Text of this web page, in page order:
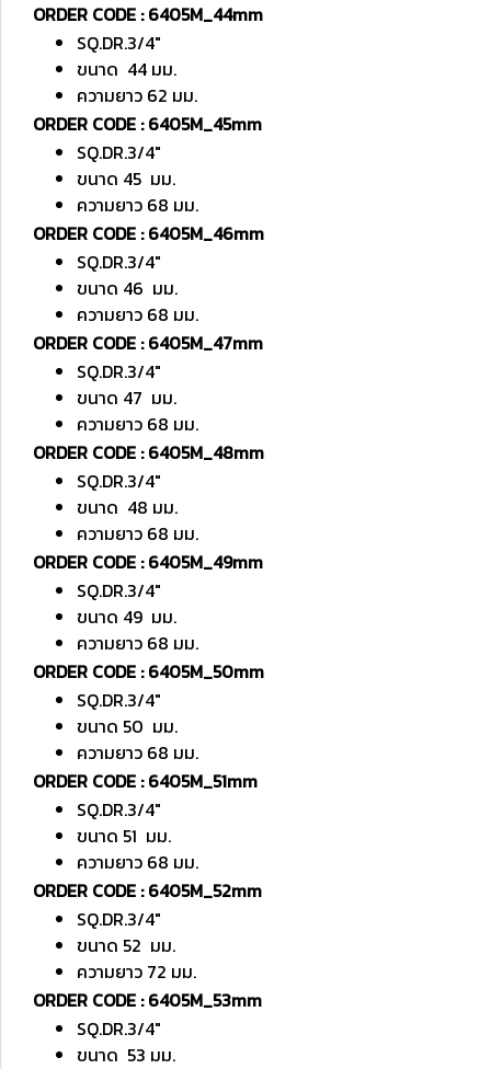
ORDER CODE : 6405M_44mm
SQ.DR.3/4"
ขนาด 44 มม.
ความยาว 62 มม.
ORDER CODE : 6405M_45mm
SQ.DR.3/4"
ขนาด 45 มม.
ความยาว 68 มม.
ORDER CODE : 6405M_46mm
SQ.DR.3/4"
ขนาด 46 มม.
ความยาว 68 มม.
ORDER CODE : 6405M_47mm
SQ.DR.3/4"
ขนาด 47 มม.
ความยาว 68 มม.
ORDER CODE : 6405M_48mm
SQ.DR.3/4"
ขนาด 48 มม.
ความยาว 68 มม.
ORDER CODE : 6405M_49mm
SQ.DR.3/4"
ขนาด 49 มม.
ความยาว 68 มม.
ORDER CODE : 6405M_50mm
SQ.DR.3/4"
ขนาด 50 มม.
ความยาว 68 มม.
ORDER CODE : 6405M_51mm
SQ.DR.3/4"
ขนาด 51 มม.
ความยาว 68 มม.
ORDER CODE : 6405M_52mm
SQ.DR.3/4"
ขนาด 52 มม.
ความยาว 72 มม.
ORDER CODE : 6405M_53mm
SQ.DR.3/4"
ขนาด 53 มม.